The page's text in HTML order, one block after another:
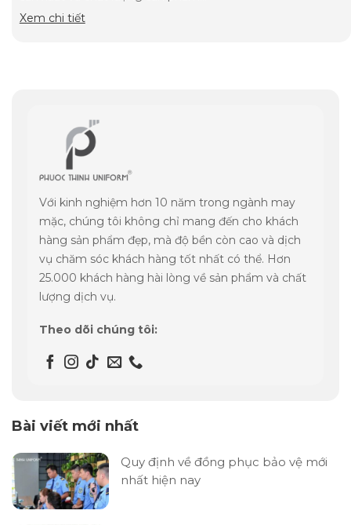
Xem chi tiết
Với kinh nghiệm hơn 10 năm trong ngành may
mặc, chúng tôi không chỉ mang đến cho khách
hàng sản phẩm đẹp, mà độ bền còn cao và dịch
vụ chăm sóc khách hàng tốt nhất có thể. Hơn
25.000 khách hàng hài lòng về sản phẩm và chất
lượng dịch vụ.
Theo dõi chúng tôi:
Bài viết mới nhất
Quy định về đồng phục bảo vệ mới
nhất hiện nay